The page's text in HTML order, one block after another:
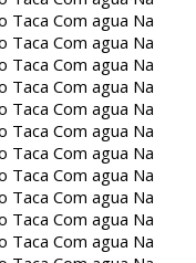
Taca Com agua Na
Taca Com agua Na
Taca Com agua Na
Taca Com agua Na
Taca Com agua Na
Taca Com agua Na
Taca Com agua Na
Taca Com agua Na
Taca Com agua Na
Taca Com agua Na
Taca Com agua Na